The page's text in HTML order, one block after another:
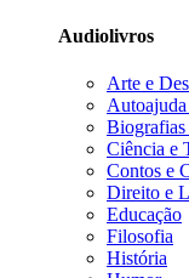
Audiolivros
Arte e
Biografias
Ciência e
Contos e
Direito e
Educação
Filosofia
História